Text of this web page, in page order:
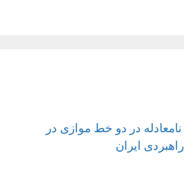
نامعادله در دو خط موازی در
ایران